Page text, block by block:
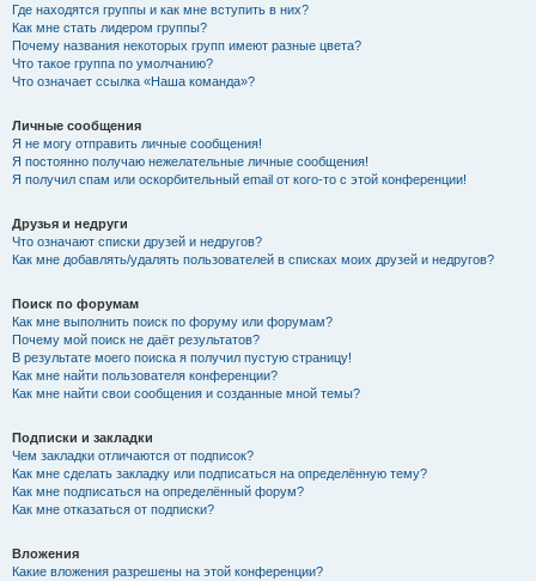
Где находятся группы и как мне вступить в них?
Как мне стать лидером группы?
Почему названия некоторых групп имеют разные цвета?
Что такое группа по умолчанию?
Что означает ссылка «Наша команда»?
Личные сообщения
Я не могу отправить личные сообщения!
Я постоянно получаю нежелательные личные сообщения!
Я получил спам или оскорбительный email от кого-то с этой конференции!
Друзья и недруги
Что означают списки друзей и недругов?
Как мне добавлять/удалять пользователей в списках моих друзей и недругов?
Поиск по форумам
Как мне выполнить поиск по форуму или форумам?
Почему мой поиск не даёт результатов?
В результате моего поиска я получил пустую страницу!
Как мне найти пользователя конференции?
Как мне найти свои сообщения и созданные мной темы?
Подписки и закладки
Чем закладки отличаются от подписок?
Как мне сделать закладку или подписаться на определённую тему?
Как мне подписаться на определённый форум?
Как мне отказаться от подписки?
Вложения
Какие вложения разрешены на этой конференции?